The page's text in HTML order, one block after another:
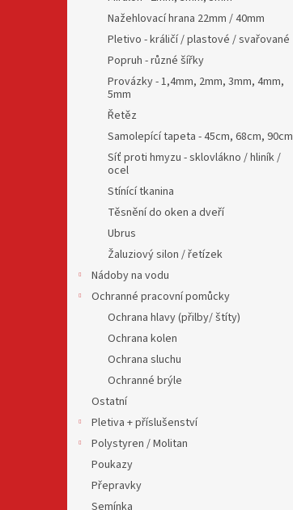
Nažehlovací hrana 22mm / 40mm
Pletivo - králičí / plastové / svařované
Popruh - různé šířky
Provázky - 1,4mm, 2mm, 3mm, 4mm,
5mm
Řetěz
Samolepící tapeta - 45cm, 68cm, 90cm
Síť proti hmyzu - sklovlákno / hliník /
ocel
Stínící tkanina
Těsnění do oken a dveří
Ubrus
Žaluziový silon / řetízek
Nádoby na vodu
Ochranné pracovní pomůcky
Ochrana hlavy (přilby/ štíty)
Ochrana kolen
Ochrana sluchu
Ochranné brýle
Ostatní
Pletiva + příslušenství
Polystyren / Molitan
Poukazy
Přepravky
Semínka